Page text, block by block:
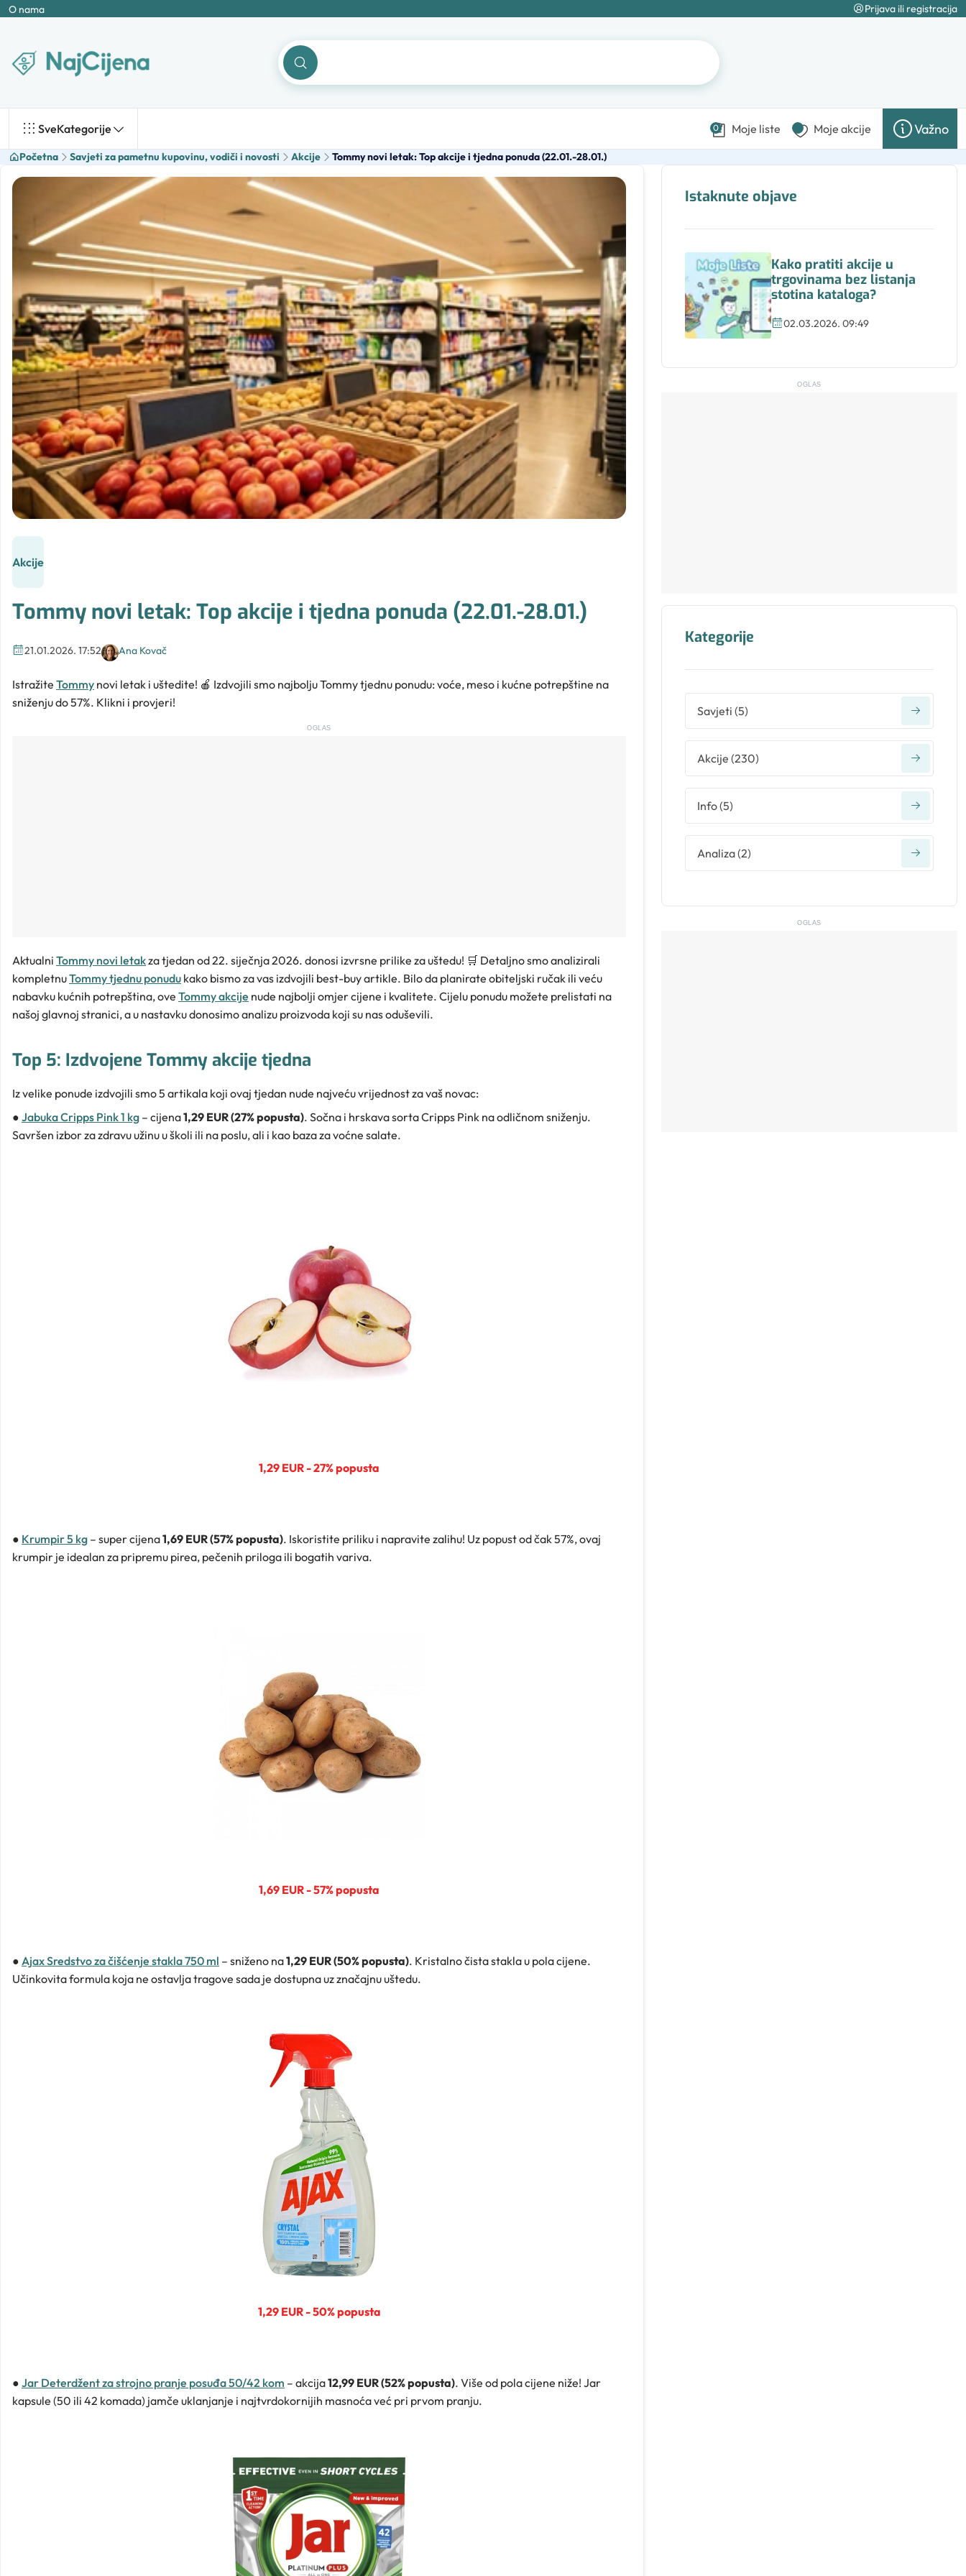
O nama Prijava ili registracija
SveKategorije 0 Moje liste Moje akcije Važno
Početna Savjeti za pametnu kupovinu, vodiči i novosti Akcije Tommy novi letak: Top akcije i tjedna ponuda (22.01.-28.01.)
Akcije
Tommy novi letak: Top akcije i tjedna ponuda (22.01.-28.01.)
21.01.2026. 17:52 Ana Kovač
Istražite Tommy novi letak i uštedite! 🍎 Izdvojili smo najbolju Tommy tjednu ponudu: voće, meso i kućne potrepštine na
sniženju do 57%. Klikni i provjeri!
OGLAS
Aktualni Tommy novi letakza tjedan od 22. siječnja 2026. donosi izvrsne prilike za uštedu! 🛒 Detaljno smo analizirali
kompletnuTommy tjednu ponudu kako bismo za vas izdvojili best-buy artikle. Bilo da planirate obiteljski ručak ili veću
nabavku kućnih potrepština, ove Tommy akcije nude najbolji omjer cijene i kvalitete. Cijelu ponudu možete prelistati na
našoj glavnoj stranici, a u nastavku donosimo analizu proizvoda koji su nas oduševili.
Top 5: Izdvojene Tommy akcije tjedna
Iz velike ponude izdvojili smo 5 artikala koji ovaj tjedan nude najveću vrijednost za vaš novac:
● Jabuka Cripps Pink 1 kg – cijena1,29 EUR (27% popusta). Sočna i hrskava sorta Cripps Pink na odličnom sniženju.
Savršen izbor za zdravu užinu u školi ili na poslu, ali i kao baza za voćne salate.
1,29 EUR - 27% popusta
● Krumpir 5 kg – super cijena1,69 EUR (57% popusta). Iskoristite priliku i napravite zalihu! Uz popust od čak 57%, ovaj
krumpir je idealan za pripremu pirea, pečenih priloga ili bogatih variva.
1,69 EUR - 57% popusta
● Ajax Sredstvo za čišćenje stakla 750 ml – sniženo na1,29 EUR (50% popusta). Kristalno čista stakla u pola cijene.
Učinkovita formula koja ne ostavlja tragove sada je dostupna uz značajnu uštedu.
1,29 EUR - 50% popusta
● Jar Deterdžent za strojno pranje posuđa 50/42 kom – akcija12,99 EUR (52% popusta). Više od pola cijene niže! Jar
kapsule (50 ili 42 komada) jamče uklanjanje i najtvrdokornijih masnoća već pri prvom pranju.
Istaknute objave
Kako pratiti akcije u
trgovinama bez listanja
stotina kataloga?
02.03.2026. 09:49
OGLAS
Kategorije
Savjeti (5)
Akcije (230)
Info(5)
Analiza(2)
OGLAS